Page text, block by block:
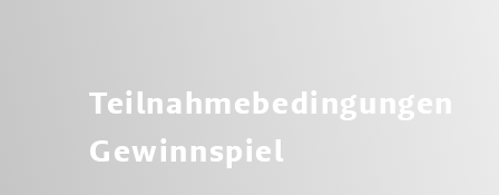
Teilnahmebedingungen
Gewinnspiel